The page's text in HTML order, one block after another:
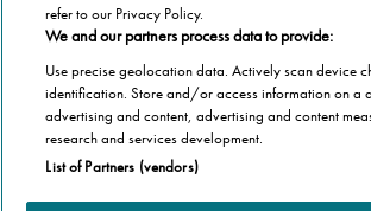
refer to our Privacy Policy.
We and our partners process data to provide:
Use precise geolocation data. Actively scan device
identification. Store and/or access information on a
advertising and content, advertising and content
research and services development.
List of Partners (vendors)